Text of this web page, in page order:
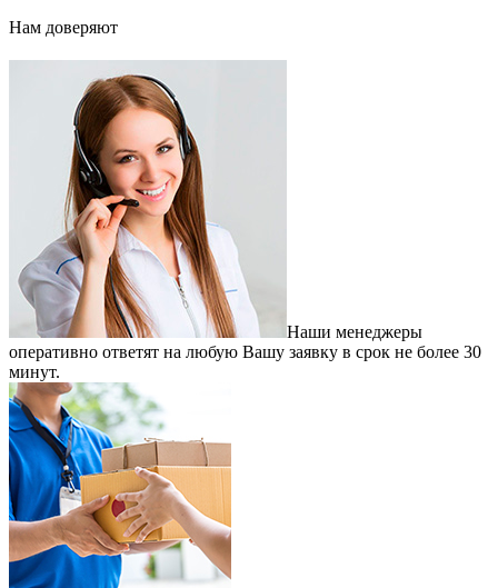
Нам доверяют
Наши менеджеры
оперативно ответят на любую Вашу заявку в срок не более 30
минут.